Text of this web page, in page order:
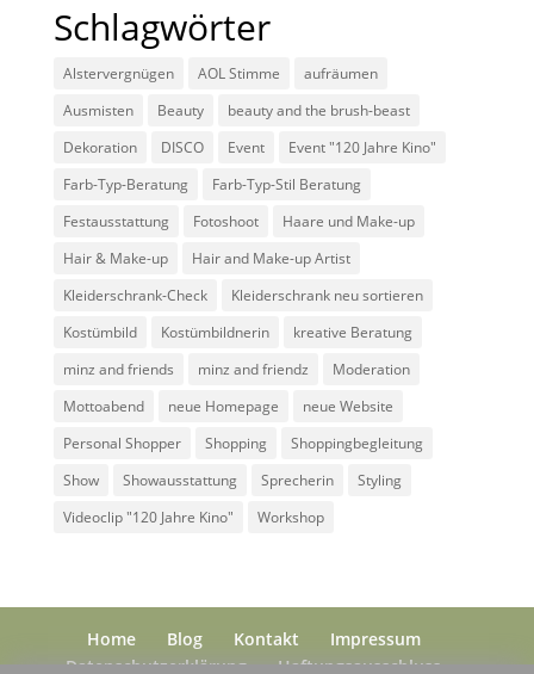
Schlagwörter
Alstervergnügen AOL Stimme
aufräumen
Ausmisten
Beauty
beauty and the brush-beast
Dekoration
DISCO Event
Event "120 Jahre Kino"
Farb-Typ-Beratung
Farb-Typ-Stil Beratung
Festausstattung
Fotoshoot
Haare und Make-up
Hair & Make-up
Hair and Make-up Artist
Kleiderschrank-Check
Kleiderschrank neu sortieren
Kostümbild
Kostümbildnerin
kreative Beratung
minz and friends
minz and friendz
Moderation
Mottoabend
neue Homepage
neue Website
Personal Shopper
Shopping
Shoppingbegleitung
Show
Showausstattung Sprecherin
Styling
Videoclip "120 Jahre Kino"
Workshop
Home Blog Kontakt
Impressum
Datenschutzerklärung
Haftungsausschluss